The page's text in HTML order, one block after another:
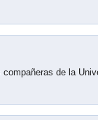
de la